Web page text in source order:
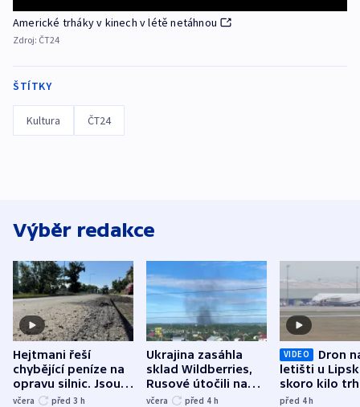
Americké trháky v kinech v létě netáhnou
Zdroj: ČT24
ŠTÍTKY
Kultura ČT24
Výběr redakce
Hejtmani řeší
chybějící peníze na
opravu silnic. Jsou
nenárokové, namítá
včera před 3 h
Ukrajina zasáhla
sklad Wildberries,
Rusové útočili na
trh, hasiče či
včera před 4 h
VIDEO
Dron
letišti u
skoro kilo
indicie
před 4h